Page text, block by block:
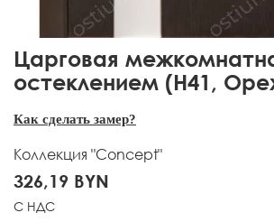
Царговая
остеклением (H41,
Как сделать замер?
Коллекция "Concept"
326,19 BYN
С НДС